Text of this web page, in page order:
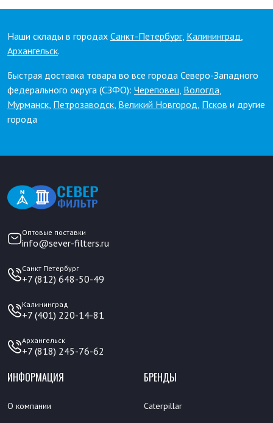
Наши склады в городах Санкт-Петербург, Калининград,
Архангельск.
Быстрая доставка товара во все города Северо-Западного
федерального округа (СЗФО): Череповец, Вологда,
Мурманск, Петрозаводск, Великий Новгород, Псков и другие
города
Оптовые поставки
info@sever-filters.ru
Санкт Петербург
+7 (812) 648-50-49
Калининград
+7 (401) 220-14-81
Архангельск
+7 (818) 245-76-62
ИНФОРМАЦИЯ
О компании
БРЕНДЫ
Caterpillar